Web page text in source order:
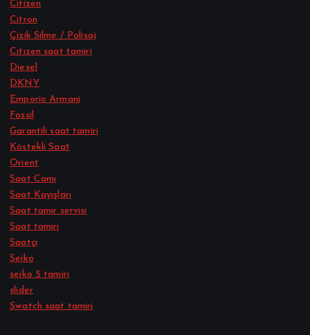
Citizen
Citron
Çizik Silme / Polisaj
Cıtızen saat tamiri
Diesel
DKNY
Emporio Armani
Fossil
Garantili saat tamiri
Köstekli Saat
Orient
Saat Camı
Saat Kayışları
Saat tamir servisi
Saat tamiri
Saatçi
Seiko
seiko 5 tamiri
slider
Swatch saat tamiri